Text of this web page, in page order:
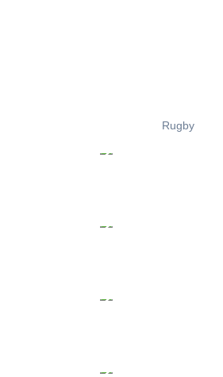
Rugby